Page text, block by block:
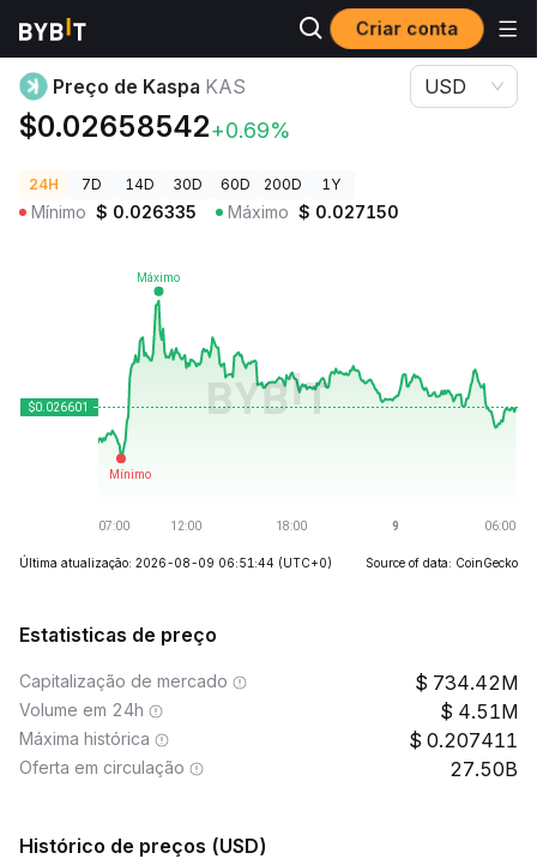
Criar conta
Preços de Criptomoedas Preço de Kaspa KAS
Preço de Kaspa KAS
$0.02658542+0.69%
USD
24H 7D 14D 30D 60D 200D 1Y
Mínimo $ 0.026335 Máximo $ 0.027150
Última atualização: 2026-08-09 06:51:44 (UTC+0) Source of data: CoinGecko
Estatisticas de preço
Capitalização de mercado 734.42M
Volume em 24h 4.51M
Máxima histórica 0.207411
Oferta em circulação 27.50B
Histórico de preços (USD)